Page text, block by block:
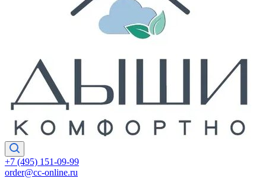
+7 (495) 151-09-99
order@cc-online.ru